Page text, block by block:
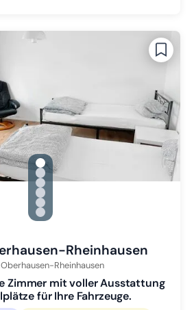
gallery.slide_selector
Zu Slide 1 wechseln
Zu Slide 2 wechseln
Zu Slide 3 wechseln
Zu Slide 4 wechseln
Zu Slide 5 wechseln
Zu Slide 6 wechseln
Rheinhausen
Oberhausen-Rheinhausen
Zimmer mit voller Ausstattung
für Ihre Fahrzeuge.